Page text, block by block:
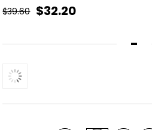
$39.60 $32.20
-